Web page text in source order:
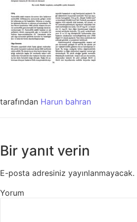
tarafından Harun bahran
Bir yanıt verin
E-posta adresiniz yayınlanmayacak.
Yorum